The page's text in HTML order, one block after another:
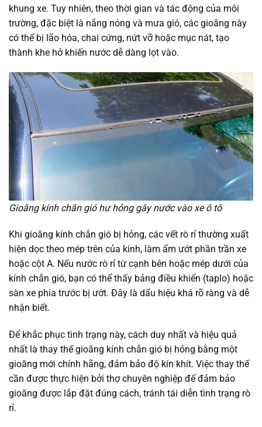
khung xe. Tuy nhiên, theo thời gian và tác động của môi
trường, đặc biệt là nắng nóng và mưa gió, các gioăng này
có thể bị lão hóa, chai cứng, nứt vỡ hoặc mục nát, tạo
thành khe hở khiến nước dễ dàng lọt vào.
Gioăng kính chắn gió hư hỏng gây nước vào xe ô tô
Khi gioăng kính chắn gió bị hỏng, các vết rò rỉ thường xuất
hiện dọc theo mép trên của kính, làm ẩm ướt phần trần xe
hoặc cột A. Nếu nước rò rỉ từ cạnh bên hoặc mép dưới của
kính chắn gió, bạn có thể thấy bảng điều khiển (taplo) hoặc
sàn xe phía trước bị ướt. Đây là dấu hiệu khá rõ ràng và dễ
nhận biết.
Để khắc phục tình trạng này, cách duy nhất và hiệu quả
nhất là thay thế gioăng kính chắn gió bị hỏng bằng một
gioăng mới chính hãng, đảm bảo độ kín khít. Việc thay thế
cần được thực hiện bởi thợ chuyên nghiệp để đảm bảo
gioăng được lắp đặt đúng cách, tránh tái diễn tình trạng rò
rỉ.